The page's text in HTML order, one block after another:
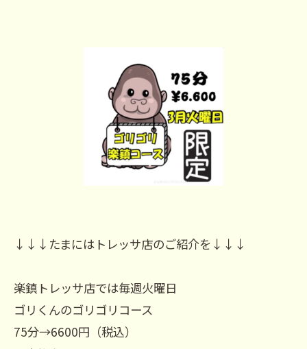
↓↓↓たまにはトレッサ店のご紹介を↓↓↓
楽鎮トレッサ店では毎週火曜日
ゴリくんのゴリゴリコース
75分→6600円（税込）